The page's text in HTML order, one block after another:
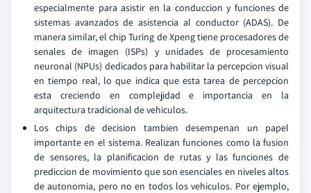
especialmente para asistir en la conduccion y funciones de
sistemas avanzados de asistencia al conductor (ADAS). De
manera similar, el chip Turing de Xpeng tiene procesadores de
senales de imagen (ISPs) y unidades de procesamiento
neuronal (NPUs) dedicados para habilitar la percepcion visual
en tiempo real, lo que indica que esta tarea de percepcion
esta creciendo en complejidad e importancia en la
arquitectura tradicional de vehiculos.
Los chips de decision tambien desempenan un papel
importante en el sistema. Realizan funciones como la fusion
de sensores, la planificacion de rutas y las funciones de
prediccion de movimiento que son esenciales en niveles altos
de autonomia, pero no en todos los vehiculos. Por ejemplo,